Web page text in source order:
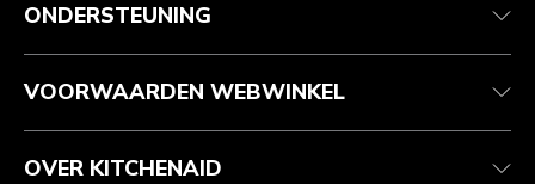
Je bestelling volgen
Garantie en documenten
Recupel
Retournering en terugbetaling
Imprint
ODR
ONDERSTEUNING
VOORWAARDEN WEBWINKEL
OVER KITCHENAID